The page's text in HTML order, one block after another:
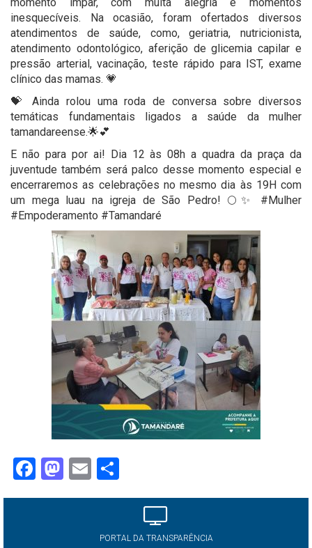
inesquecíveis. Na ocasião, foram ofertados diversos
atendimentos de saúde, como, geriatria, nutricionista,
atendimento odontológico, aferição de glicemia capilar e
pressão arterial, vacinação, teste rápido para IST, exame
clínico das mamas. 💗
💝 Ainda rolou uma roda de conversa sobre diversos
temáticas fundamentais ligados a saúde da mulher
tamandareense.🌟💕
E não para por ai! Dia 12 às 08h a quadra da praça da
juventude também será palco desse momento especial e
encerraremos as celebrações no mesmo dia às 19H com
um mega luau na igreja de São Pedro! 🌕✨ #Mulher
#Empoderamento #Tamandaré
Facebook
Mastodon
Email
PORTAL DA TRANSPARÊNCIA